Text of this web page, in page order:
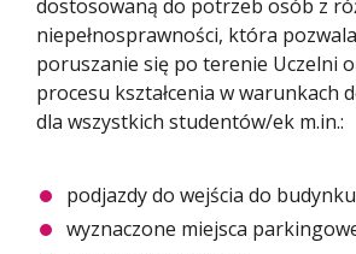
dostosowaną do potrzeb osób z
niepełnosprawności, która
poruszanie się po terenie Uczelni
procesu kształcenia w warunkach
dla wszystkich studentów/ek m.in.:
podjazdy do wejścia do
wyznaczone miejsca